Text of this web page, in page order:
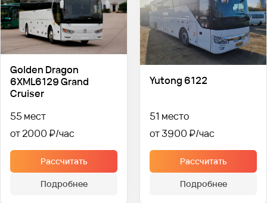
Golden Dragon
6XML6129 Grand
Cruiser
55 мест
от 2000 ₽
Рассчитать
Подробнее
Yutong 6122
51 место
от 3900 ₽
Рассчитать
Подробнее